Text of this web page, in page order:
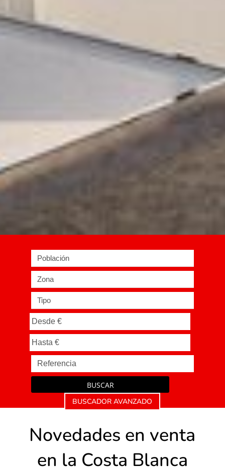
Población
Zona
Tipo
BUSCAR
BUSCADOR AVANZADO
Novedades en venta
en la Costa Blanca